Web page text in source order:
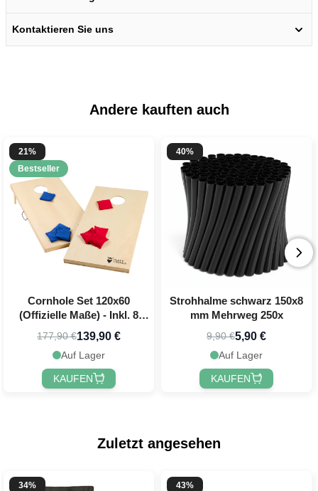
Kontaktieren Sie uns
Andere kauften auch
21%
Bestseller
Cornhole Set 120x60
(Offizielle Maße) - Inkl. 8
Wurfbeutel PartyVikings
177,90 €139,90 €
Auf Lager
KAUFEN
40%
Strohhalme schwarz 150x8
mm Mehrweg 250x
9,90 €5,90 €
Auf Lager
KAUFEN
Zuletzt angesehen
34%
43%